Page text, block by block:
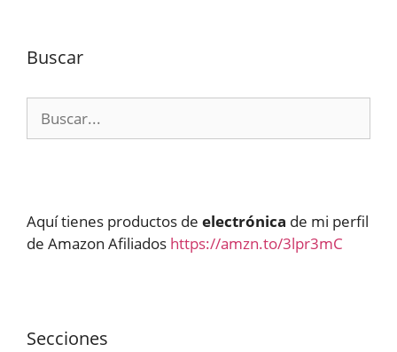
Buscar
Aquí tienes productos de electrónica de mi perfil
de Amazon Afiliados https://amzn.to/3lpr3mC
Secciones